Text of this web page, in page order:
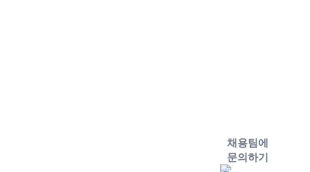
채용팀에
문의하기